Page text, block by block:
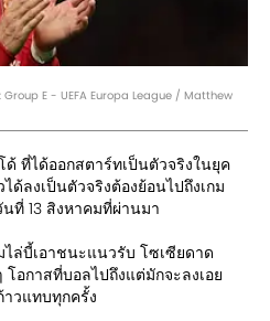
E - UEFA Europa League / Matthew
ที่ได้ออกสตาร์ทเป็นตัวจริงในยุค
ด้ลงเป็นตัวจริงต้องย้อนไปถึงเกม
ที่ 13 สิงหาคมที่ผ่านมา
ไล่บี้เอาชนะแนวรับ โซเซียดาด
อกาสที่บอลไปถึงแต่มักจะลงเอย
าวแทบทุกครั้ง